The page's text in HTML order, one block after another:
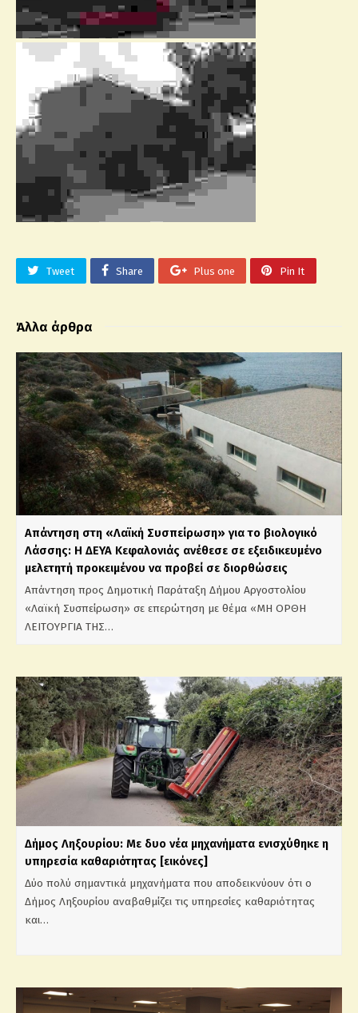
Tweet Share Plus one Pin It
Άλλα άρθρα
Απάντηση στη «Λαϊκή Συσπείρωση» για το βιολογικό
Λάσσης: Η ΔΕΥΑ Κεφαλονιάς ανέθεσε σε εξειδικευμένο
μελετητή προκειμένου να προβεί σε διορθώσεις
Απάντηση προς Δημοτική Παράταξη Δήμου Αργοστολίου
«Λαϊκή Συσπείρωση» σε επερώτηση με θέμα «ΜΗ ΟΡΘΗ
ΛΕΙΤΟΥΡΓΙΑ ΤΗΣ…
Δήμος Ληξουρίου: Με δυο νέα μηχανήματα ενισχύθηκε η
υπηρεσία καθαριότητας [εικόνες]
Δύο πολύ σημαντικά μηχανήματα που αποδεικνύουν ότι ο
Δήμος Ληξουρίου αναβαθμίζει τις υπηρεσίες καθαριότητας
και…